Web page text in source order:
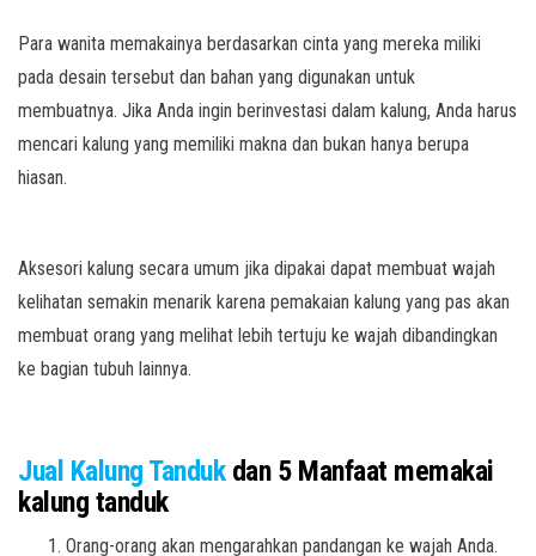
Para wanita memakainya berdasarkan cinta yang mereka miliki
pada desain tersebut dan bahan yang digunakan untuk
membuatnya. Jika Anda ingin berinvestasi dalam kalung, Anda harus
mencari kalung yang memiliki makna dan bukan hanya berupa
hiasan.
Aksesori kalung secara umum jika dipakai dapat membuat wajah
kelihatan semakin menarik karena pemakaian kalung yang pas akan
membuat orang yang melihat lebih tertuju ke wajah dibandingkan
ke bagian tubuh lainnya.
Jual Kalung Tandukdan 5 Manfaat memakai
kalung tanduk
Orang-orang akan mengarahkan pandangan ke wajah Anda.